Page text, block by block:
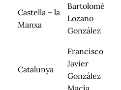
Castella – la
Manxa
Bartolomé
Lozano
González
Catalunya
Francisco
Javier
González
Macía